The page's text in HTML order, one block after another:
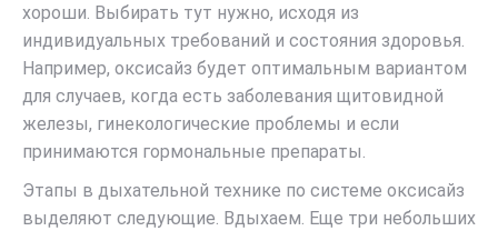
хороши. Выбирать тут нужно, исходя из
индивидуальных требований и состояния здоровья.
Например, оксисайз будет оптимальным вариантом
для случаев, когда есть заболевания щитовидной
железы, гинекологические проблемы и если
принимаются гормональные препараты.
Этапы в дыхательной технике по системе оксисайз
выделяют следующие. Вдыхаем. Еще три небольших